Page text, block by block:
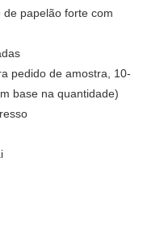
papelão forte com
pedido de amostra, 10-
base na quantidade)